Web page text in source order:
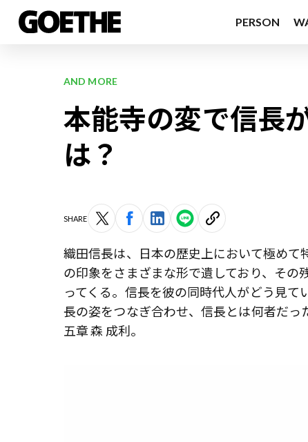
PERSON
AND MORE
本能寺の変で信長
は？
SHARE
織田信長は、日本の歴史上において極め
の印象をさまざまな形で遺しており、そ
ってくる。信長を彼の同時代人がどう見
長の姿をつなぎ合わせ、信長とは何者だ
五章 森 成利。